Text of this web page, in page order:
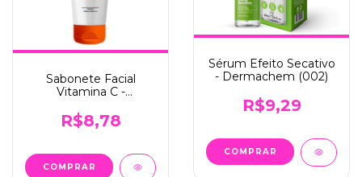
Sabonete Facial
Vitamina C -
R$8,78
Sérum Efeito Secativo
- Dermachem (002)
R$9,29